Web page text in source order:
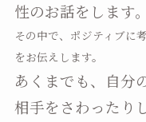
性のお話をします。
その中で、ポジティブに
をお伝えします。
あくまでも、自分
相手をさわったり